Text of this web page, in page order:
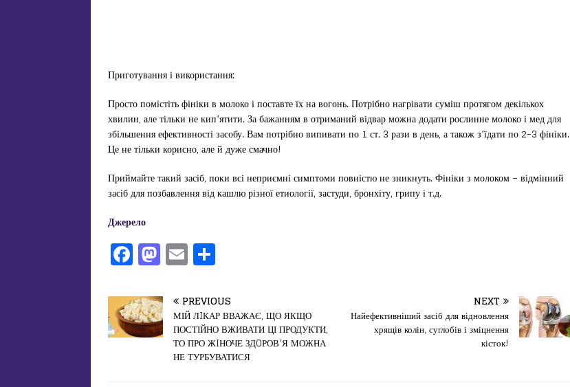
Приготування і використання:
Просто помістіть фініки в молоко і поставте їх на вогонь. Потрібно нагрівати суміш протягом декількох
хвилин, але тільки не кип’ятити. За бажанням в отриманий відвар можна додати рослинне молоко і мед для
збільшення ефективності засобу. Вам потрібно випивати по 1 ст. 3 рази в день, а також з’їдати по 2-3 фініки.
Це не тільки корисно, але й дуже смачно!
Приймайте такий засіб, поки всі неприємні симптоми повністю не зникнуть. Фініки з молоком – відмінний
засіб для позбавлення від кашлю різної етиології, застуди, бронхіту, грипу і т.д.
Джерело
F
a
c
e
b
M
a
st
o
d
o
E
m
ai
l
іл
и
т
ис
PREVIOUS
МІЙ ЛIКАР ВВАЖАЄ, ЩО ЯКЩО
ПОСТІЙНО ВЖИВАТИ ЦІ ПРОДУКТИ,
ТО ПРО ЖIНОЧЕ ЗДOРОВ’Я МОЖНА
НЕ ТУРБУВАТИСЯ
NEXT
Найефективніший засіб для відновлення
хрящів колін, суглобів і зміцнення
кісток!